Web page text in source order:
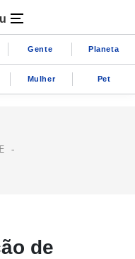
Gente Planeta
Mulher Pet
de